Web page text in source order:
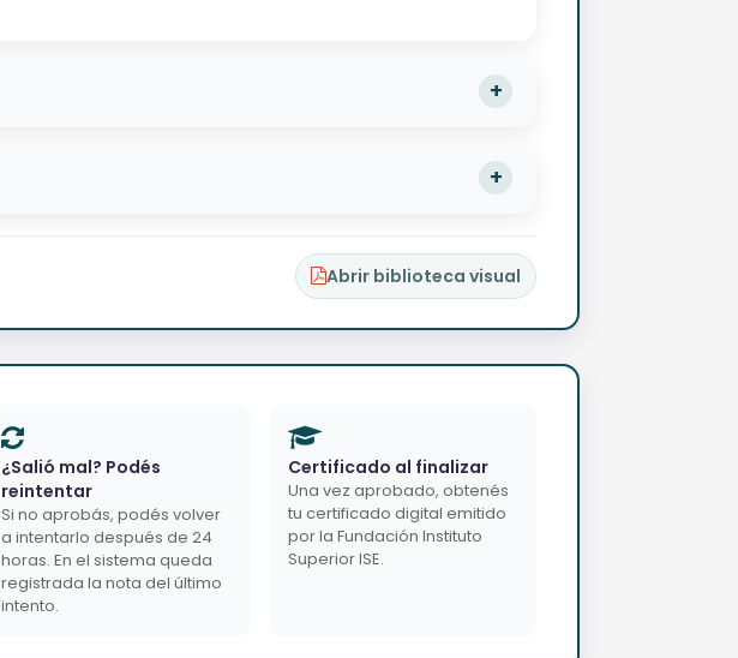
Abrir biblioteca visual
¿Salió mal? Podés
reintentar
Si no aprobás, podés volver
a intentarlo después de 24
horas. En el sistema queda
registrada la nota del último
intento.
Certificado al finalizar
Una vez aprobado, obtenés
tu certificado digital emitido
por la Fundación Instituto
Superior ISE.